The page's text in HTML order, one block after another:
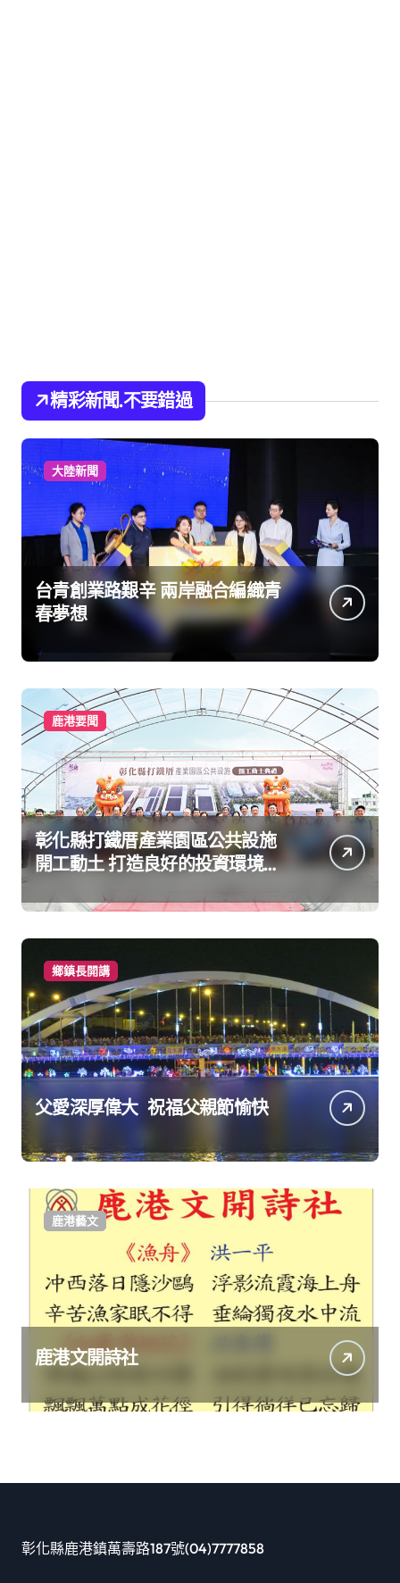
精彩新聞.不要錯過
大陸新聞
台青創業路艱辛 兩岸融合編織青
春夢想
鹿港要聞
彰化縣打鐵厝產業園區公共設施
開工動土 打造良好的投資環境讓
鄉鎮長開講
父愛深厚偉大 祝福父親節愉快
鹿港藝文
鹿港文開詩社
彰化縣鹿港鎮萬壽路187號(04)7777858